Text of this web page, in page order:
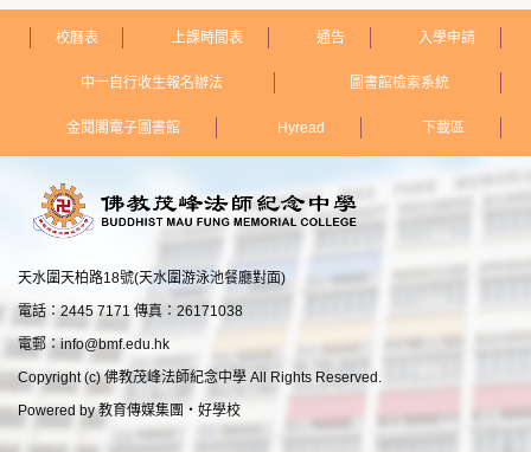
校曆表 上課時間表 通告 入學申請
中一自行收生報名辦法 圖書館檢索系統
金閱閣電子圖書館 Hyread 下載區
天水圍天柏路18號(天水圍游泳池餐廳對面)
電話：2445 7171 傳真：26171038
電郵：info@bmf.edu.hk
Copyright (c) 佛教茂峰法師紀念中學 All Rights Reserved.
Powered by教育傳媒集團 ‧ 好學校